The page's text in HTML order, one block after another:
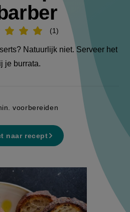
1
Beoordeel
'Burrata
met
pickled
rabarber'
Natuurlijk niet. Serveer het
je burrata.
voorbereiden
naar recept